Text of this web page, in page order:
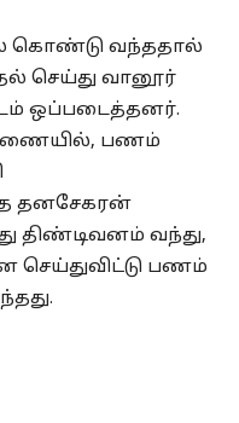
வந்ததால்
செய்து வானூர்
ஒப்படைத்தனர்.
பணம்
தனசேகரன்
திண்டிவனம் வந்து,
செய்துவிட்டு பணம்